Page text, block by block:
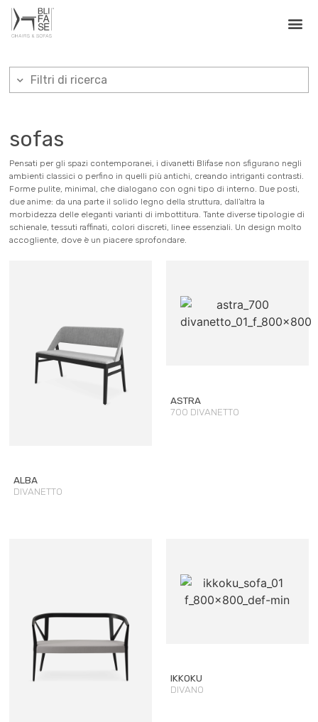
Filtri di ricerca
sofas
Pensati per gli spazi contemporanei, i divanetti Blifase non sfigurano negli
ambienti classici o perfino in quelli più antichi, creando intriganti contrasti.
Forme pulite, minimal, che dialogano con ogni tipo di interno. Due posti,
due anime: da una parte il solido legno della struttura, dall’altra la
morbidezza delle eleganti varianti di imbottitura. Tante diverse tipologie di
schienale, tessuti raffinati, colori discreti, linee essenziali. Un design molto
accogliente, dove è un piacere sprofondare.
ALBA
DIVANETTO
ASTRA
700 DIVANETTO
IKKOKU
DIVANO